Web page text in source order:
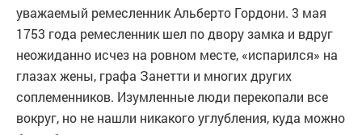
уважаемый ремесленник Альберто Гордони. 3 мая
1753 года ремесленник шел по двору замка и вдруг
неожиданно исчез на ровном месте, «испарился» на
глазах жены, графа Занетти и многих других
соплеменников. Изумленные люди перекопали все
вокруг, но не нашли никакого углубления, куда можно